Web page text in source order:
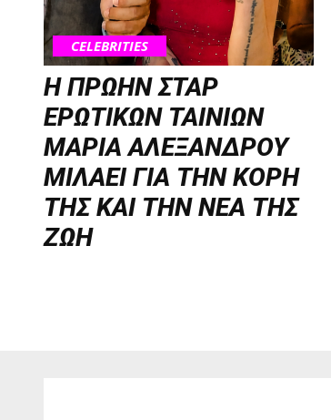
CELEBRITIES
Η ΠΡΩΗΝ ΣΤΑΡ
ΕΡΩΤΙΚΩΝ ΤΑΙΝΙΩΝ
ΜΑΡΙΑ ΑΛΕΞΑΝΔΡΟΥ
ΜΙΛΑΕΙ ΓΙΑ ΤΗΝ ΚΟΡΗ
ΤΗΣ ΚΑΙ ΤΗΝ ΝΕΑ ΤΗΣ
ΖΩΗ